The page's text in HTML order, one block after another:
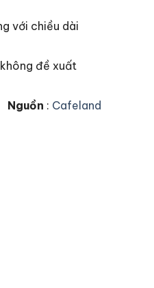
với chiều dài
đề xuất
Nguồn : Cafeland